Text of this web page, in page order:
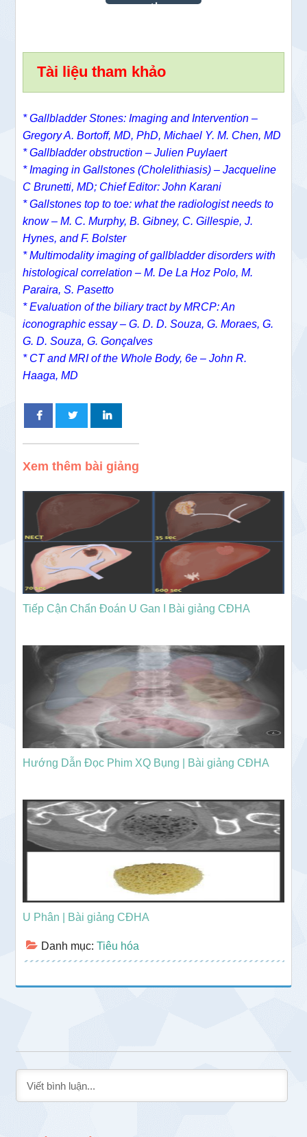
Tài liệu tham khảo
* Gallbladder Stones: Imaging and Intervention –
Gregory A. Bortoff, MD, PhD,Michael Y. M. Chen, MD
* Gallbladder obstruction – Julien Puylaert
* Imaging in Gallstones (Cholelithiasis) – Jacqueline
C Brunetti, MD; Chief Editor: John Karani
* Gallstones top to toe: what the radiologist needs to
know – M. C. Murphy, B. Gibney, C. Gillespie, J.
Hynes, and F. Bolster
* Multimodality imaging of gallbladder disorders with
histological correlation – M. De La Hoz Polo, M.
Paraira, S. Pasetto
* Evaluation of the biliary tract by MRCP: An
iconographic essay – G. D. D. Souza, G. Moraes, G.
G. D. Souza, G. Gonçalves
* CT and MRI of the Whole Body, 6e – John R.
Haaga, MD
Xem thêm bài giảng
Tiếp Cận Chẩn Đoán U Gan I Bài giảng CĐHA
Hướng Dẫn Đọc Phim XQ Bụng | Bài giảng CĐHA
U Phân | Bài giảng CĐHA
Danh mục:Tiêu hóa